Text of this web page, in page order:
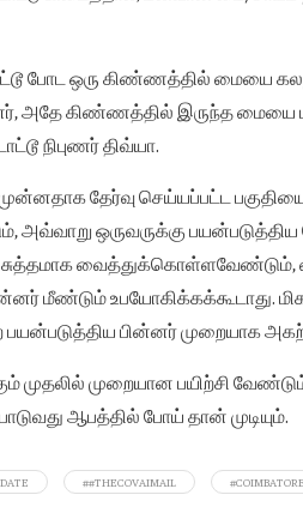
போட ஒரு கிண்ணத்தில் மையை
அதே கிண்ணத்தில் இருந்த மையை
நிபுணர் திவ்யா.
முன்னதாக தேர்வு செய்யப்பட்ட
ஒருவருக்கு பயன்படுத்திய
மீண்டும் உபயோகிக்கக்கூடாது.
பின்னர் முறையாக
முதலில் முறையான பயிற்சி
ஆபத்தில் போய் தான் முடியும்.
##THECOVAIMAIL #COIMBATORE